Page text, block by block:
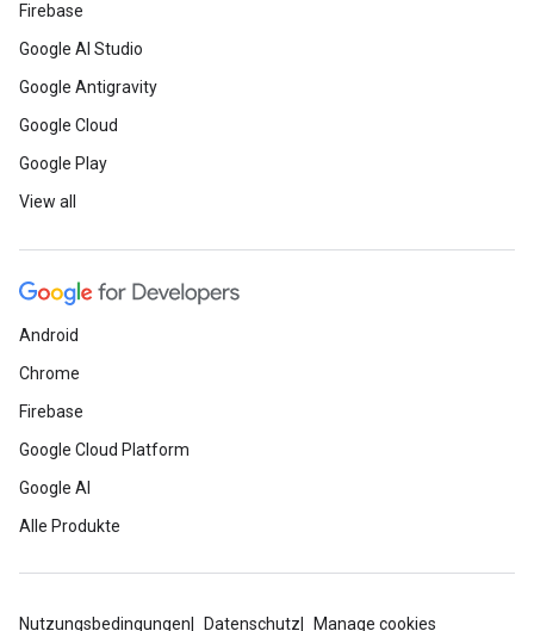
Firebase
Google AI Studio
Google Antigravity
Google Cloud
Google Play
View all
Android
Chrome
Firebase
Google Cloud Platform
Google AI
Alle Produkte
Nutzungsbedingungen Datenschutz Manage cookies